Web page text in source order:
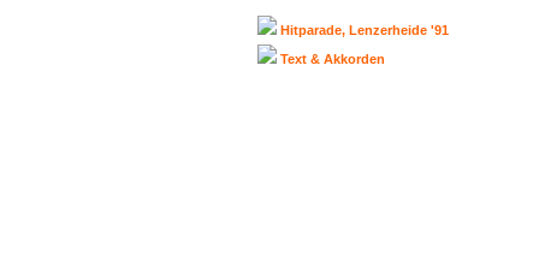
Hitparade, Lenzerheide '91
Text & Akkorden